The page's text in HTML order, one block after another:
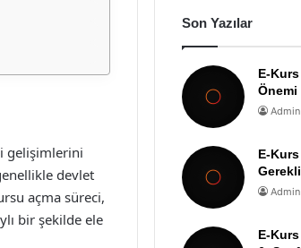
gelişimlerini
devlet
açma süreci,
bir şekilde ele
Son Yazılar
E-
Önemi
Admin
E-
Admin
E-Kurs